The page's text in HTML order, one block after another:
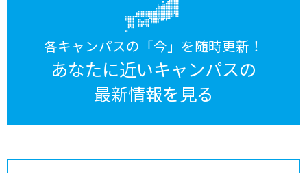
各キャンパスの「今」を随時更新！
あなたに近いキャンパスの
最新情報を見る